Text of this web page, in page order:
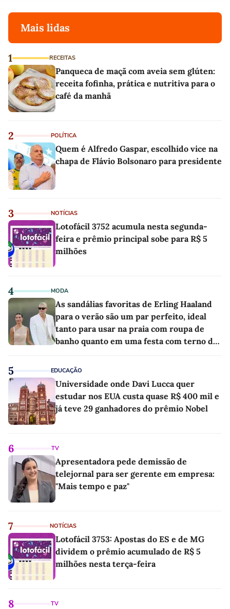
Mais lidas
1 RECEITAS
Panqueca de maçã com aveia sem glúten:
receita fofinha, prática e nutritiva para o
café da manhã
2 POLÍTICA
Quem é Alfredo Gaspar, escolhido vice na
chapa de Flávio Bolsonaro para presidente
3 NOTÍCIAS
Lotofácil 3752 acumula nesta segunda-
feira e prêmio principal sobe para R$ 5
milhões
4 MODA
As sandálias favoritas de Erling Haaland
para o verão são um par perfeito, ideal
tanto para usar na praia com roupa de
banho quanto em uma festa com terno de
5 EDUCAÇÃO
Universidade onde Davi Lucca quer
estudar nos EUA custa quase R$ 400 mil e
já teve 29 ganhadores do prêmio Nobel
6 TV
Apresentadora pede demissão de
telejornal para ser gerente em empresa:
"Mais tempo e paz"
7 NOTÍCIAS
Lotofácil 3753: Apostas do ES e de MG
dividem o prêmio acumulado de R$ 5
milhões nesta terça-feira
8 TV